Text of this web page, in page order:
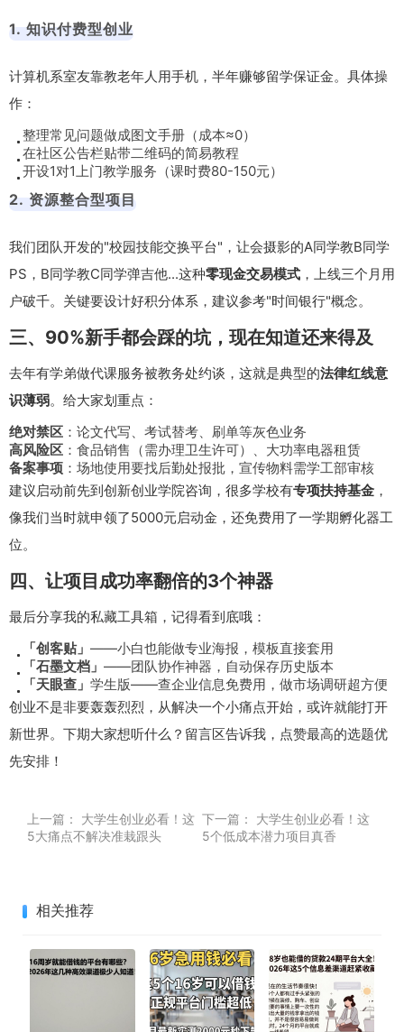
1. 知识付费型创业
计算机系室友靠教老年人用手机，半年赚够留学保证金。具体操
作：
整理常见问题做成图文手册（成本≈0）
在社区公告栏贴带二维码的简易教程
开设1对1上门教学服务（课时费80-150元）
2. 资源整合型项目
我们团队开发的"校园技能交换平台"，让会摄影的A同学教B同学
PS，B同学教C同学弹吉他...这种零现金交易模式 ，上线三个月用
户破千。关键要设计好积分体系，建议参考"时间银行"概念。
三、90%新手都会踩的坑，现在知道还来得及
去年有学弟做代课服务被教务处约谈，这就是典型的法律红线意
识薄弱。给大家划重点：
绝对禁区 ：论文代写、考试替考、刷单等灰色业务
高风险区 ：食品销售（需办理卫生许可）、大功率电器租赁
备案事项 ：场地使用要找后勤处报批，宣传物料需学工部审核
建议启动前先到创新创业学院咨询，很多学校有专项扶持基金 ，
像我们当时就申领了5000元启动金，还免费用了一学期孵化器工
位。
四、让项目成功率翻倍的3个神器
最后分享我的私藏工具箱，记得看到底哦：
「创客贴」 ——小白也能做专业海报，模板直接套用
「石墨文档」 ——团队协作神器，自动保存历史版本
「天眼查」 学生版——查企业信息免费用，做市场调研超方便
创业不是非要轰轰烈烈，从解决一个小痛点开始，或许就能打开
新世界。下期大家想听什么？留言区告诉我，点赞最高的选题优
先安排！
上一篇：
大学生创业必看！这
5大痛点不解决准栽跟头
下一篇：
大学生创业必看！这
5个低成本潜力项目真香
相关推荐